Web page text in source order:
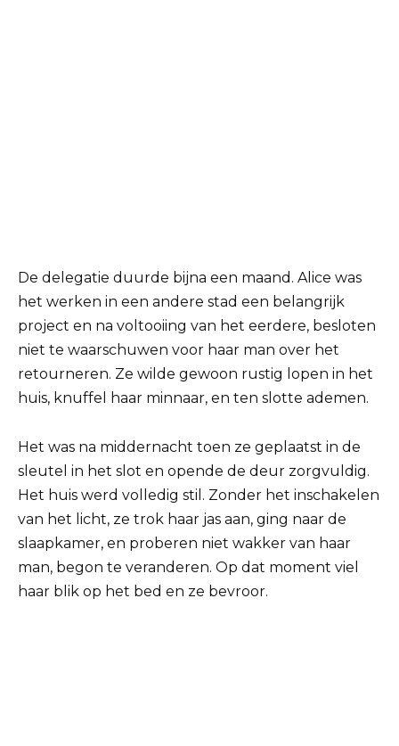
De delegatie duurde bijna een maand. Alice was
het werken in een andere stad een belangrijk
project en na voltooiing van het eerdere, besloten
niet te waarschuwen voor haar man over het
retourneren. Ze wilde gewoon rustig lopen in het
huis, knuffel haar minnaar, en ten slotte ademen.
Het was na middernacht toen ze geplaatst in de
sleutel in het slot en opende de deur zorgvuldig.
Het huis werd volledig stil. Zonder het inschakelen
van het licht, ze trok haar jas aan, ging naar de
slaapkamer, en proberen niet wakker van haar
man, begon te veranderen. Op dat moment viel
haar blik op het bed en ze bevroor.